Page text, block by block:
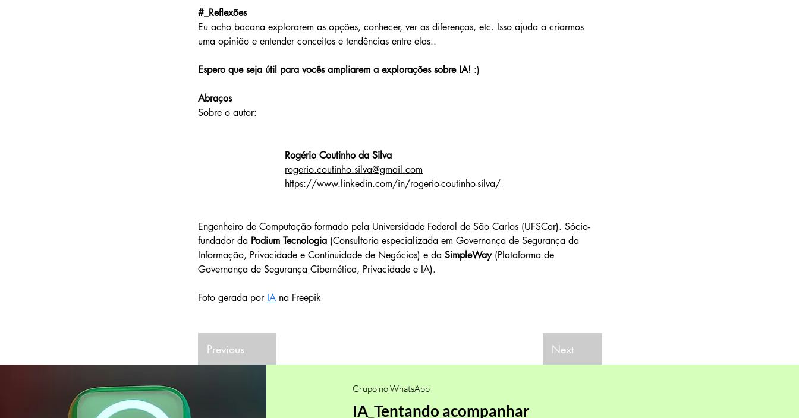
#_Reflexões
Eu acho bacana explorarem as opções, conhecer, ver as diferenças, etc. Isso ajuda a criarmos
uma opinião e entender conceitos e tendências entre elas..
Espero que seja útil para vocês ampliarem a explorações sobre IA! :)
Abraços
Sobre o autor:
Rogério Coutinho da Silva
rogerio.coutinho.silva@gmail.com
https://www.linkedin.com/in/rogerio-coutinho-silva/
Engenheiro de Computação formado pela Universidade Federal de São Carlos (UFSCar). Sócio-
fundador da Podium Tecnologia (Consultoria especializada em Governança de Segurança da
Informação, Privacidade e Continuidade de Negócios) e da SimpleWay (Plataforma de
Governança de Segurança Cibernética, Privacidade e IA).
Foto gerada por IA na Freepik
Previous Next
Grupo no WhatsApp
IA_Tentando acompanhar